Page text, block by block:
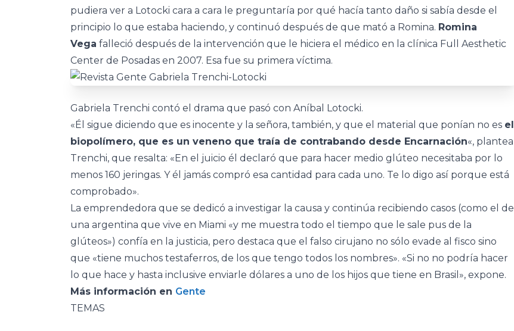
pudiera ver a Lotocki cara a cara le preguntaría por qué hacía tanto daño si sabía desde el
principio lo que estaba haciendo, y continuó después de que mató a Romina. Romina
Vega falleció después de la intervención que le hiciera el médico en la clínica Full Aesthetic
Center de Posadas en 2007. Esa fue su primera víctima.
Gabriela Trenchi contó el drama que pasó con Aníbal Lotocki.
«Él sigue diciendo que es inocente y la señora, también, y que el material que ponían no es el
biopolímero, que es un veneno que traía de contrabando desde Encarnación«, plantea
Trenchi, que resalta: «En el juicio él declaró que para hacer medio glúteo necesitaba por lo
menos 160 jeringas. Y él jamás compró esa cantidad para cada uno. Te lo digo así porque está
comprobado».
La emprendedora que se dedicó a investigar la causa y continúa recibiendo casos (como el de
una argentina que vive en Miami «y me muestra todo el tiempo que le sale pus de la
glúteos») confía en la justicia, pero destaca que el falso cirujano no sólo evade al fisco sino
que «tiene muchos testaferros, de los que tengo todos los nombres». «Si no no podría hacer
lo que hace y hasta inclusive enviarle dólares a uno de los hijos que tiene en Brasil», expone.
Más información en Gente
TEMAS